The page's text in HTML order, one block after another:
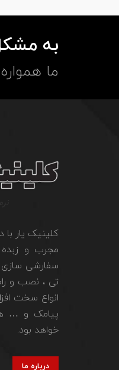
به
ما
کلینیک یار
مجرب و زبده
سفارشی سازی
تی ، نصب و
انواع سخت
پیامک و …
خواهد بود.
درباره ما